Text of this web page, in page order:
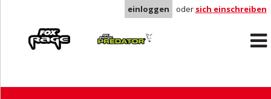
einloggen oder sich einschreiben
Predator